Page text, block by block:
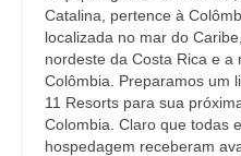
Catalina, pertence à
localizada no mar do
nordeste da Costa Rica e a
Colômbia. Preparamos um
11 Resorts para sua
Colombia. Claro que todas
hospedagem receberam